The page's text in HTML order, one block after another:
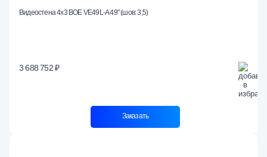
Видеостена 4x3 BOE VE49L-A 49" (шов: 3,5)
3 688 752 ₽
Заказать